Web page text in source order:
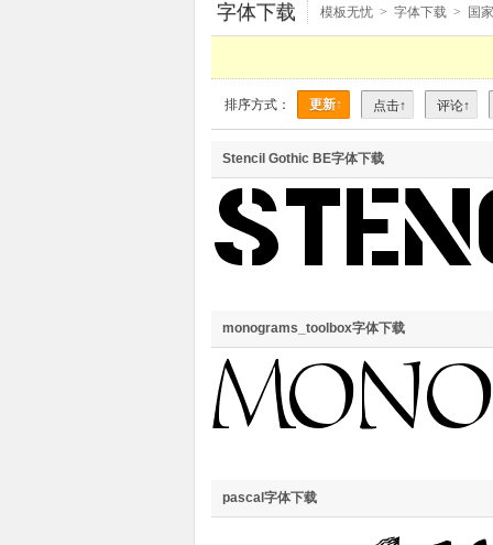
字体下载 模板无忧 > 字体下载 > 国
排序方式： 更新↑ 点击↑ 评论↑
Stencil Gothic BE字体下载
monograms_toolbox字体下载
pascal字体下载